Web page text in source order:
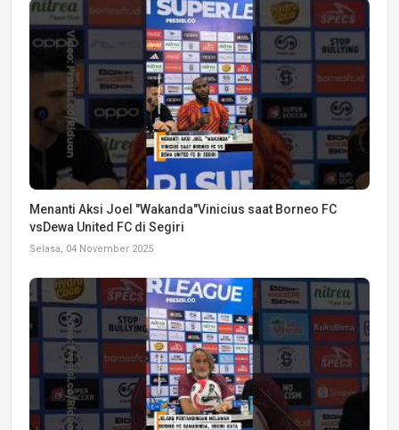
Menanti Aksi Joel "Wakanda"Vinicius saat Borneo FC
vsDewa United FC di Segiri
Selasa, 04 November 2025